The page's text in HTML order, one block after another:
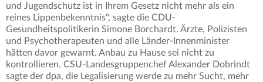
und Jugendschutz ist in Ihrem Gesetz nicht mehr als ein
reines Lippenbekenntnis", sagte die CDU-
Gesundheitspolitikerin Simone Borchardt. Ärzte, Polizisten
und Psychotherapeuten und alle Länder-Innenminister
hätten davor gewarnt. Anbau zu Hause sei nicht zu
kontrollieren. CSU-Landesgruppenchef Alexander Dobrindt
sagte der dpa, die Legalisierung werde zu mehr Sucht, mehr